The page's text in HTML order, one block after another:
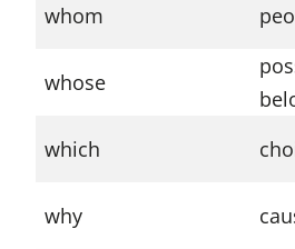
whom
whose
which
why